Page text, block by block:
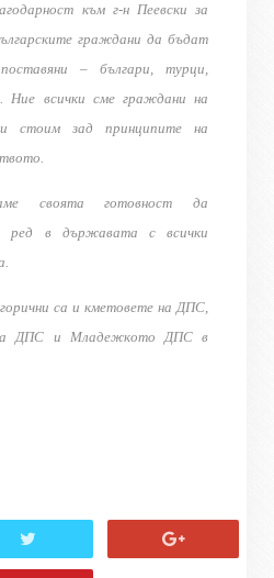
към г-н Пеевски за
граждани да бъдат
– българи, турци,
Ние всички сме граждани на
и стоим зад принципите на
своята готовност да
ред в държавата с всички
са и кметовете на ДПС,
ДПС и Младежкото ДПС в